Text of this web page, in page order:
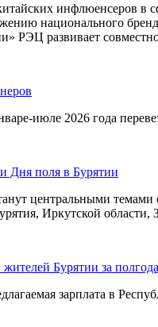
инфлюенсеров
национального
РЭЦ развивает
июле 2026 года
Дня поля в Бурятии
центральными
Иркутской
Бурятии за полгода
зарплата в